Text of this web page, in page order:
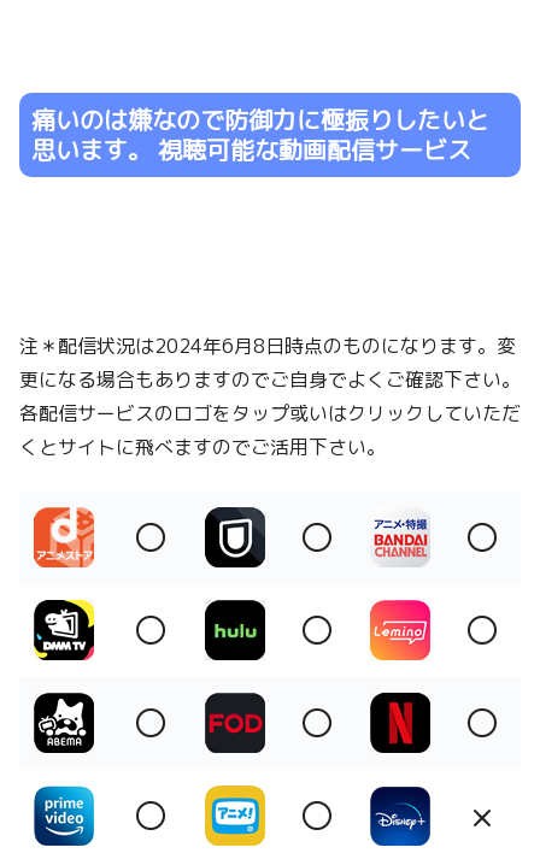
痛いのは嫌なので防御力に極振りしたいと
思います。 視聴可能な動画配信サービス
注＊配信状況は2024年6月8日時点のものになります。変
更になる場合もありますのでご自身でよくご確認下さい。
各配信サービスのロゴをタップ或いはクリックしていただ
くとサイトに飛べますのでご活用下さい。
〇 〇
〇
〇
〇
〇
〇
〇
〇
〇
〇 ×